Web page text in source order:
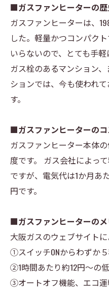
■ガスファンヒーターの歴
ガスファンヒーターは、
した。軽量かつコンパク
いらないので、とても手軽
ガス栓のあるマンション
ションでは、今も使われ
す。
■ガスファンヒーターのコ
ガスファンヒーター本体
度です。 ガス会社によっ
ですが、電気代は1か月あ
円です。
■ガスファンヒーターのメ
大阪ガスのウェブサイト
①スイッチONからわずか
②1時間あたり約12円～の
③オートオフ機能、エコ